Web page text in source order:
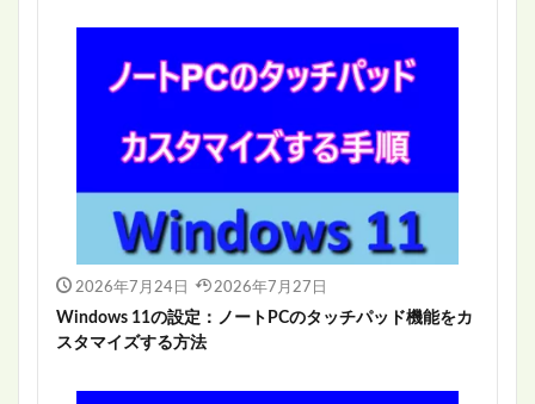
2026年7月24日 2026年7月27日
Windows 11の設定：ノートPCのタッチパッド機能をカ
スタマイズする方法